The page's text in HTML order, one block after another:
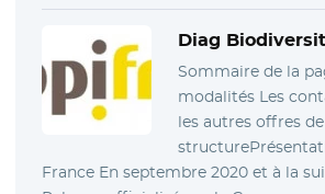
Diag
Sommaire de la
modalités Les
les autres offres
France En septembre 2020 et à la